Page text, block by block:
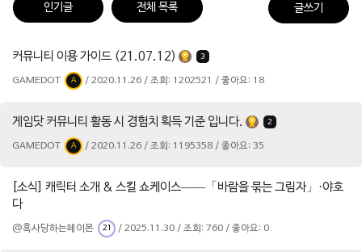
인기글 전체 목록 글쓰기
커뮤니티 이용 가이드 (21.07.12) 3
GAMEDOT A / 2020.11.26 / 조회: 1202521 / 좋아요: 18
게임닷 커뮤니티 활동 시 경험치 획득 기준 입니다. 2
GAMEDOT A / 2020.11.26 / 조회: 1195358 / 좋아요: 35
[소식] 캐릭터 소개 & 스킬 쇼케이스——「바람을 묶는 그림자」·야호
다
@혹사당하는페이몬 21 / 2025.11.30 / 조회: 760 / 좋아요: 0